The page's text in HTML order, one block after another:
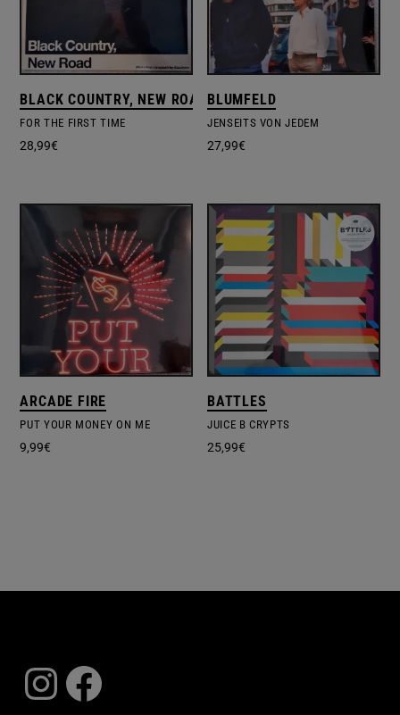
BLACK COUNTRY, NEW ROAD
FOR THE FIRST TIME
28,99€
BLUMFELD
JENSEITS VON JEDEM
27,99€
ARCADE FIRE
PUT YOUR MONEY ON ME
9,99€
BATTLES
JUICE B CRYPTS
25,99€
Instagram
Facebook